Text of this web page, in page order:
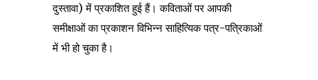
दुस्तावा) में प्रकाशित हुई हैं। कविताओं पर आपकी
समीक्षाओं का प्रकाशन विभिन्न साहित्यिक पत्र-पत्रिकाओं
में भी हो चुका है।